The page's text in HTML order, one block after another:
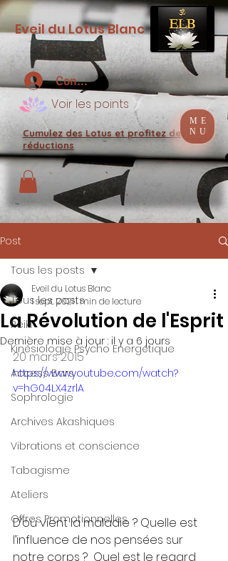
Eveil du Lotus Blanc
Connexion
Cumulez des Lotus et profitez de
réductions
Voir les points
ME
NU
Post
Tous les posts
Reiki
Kinésiologie Psycho Energétique
Access Bars
Sophrologie
Archives Akashiques
Vibrations et conscience
Tabagisme
Ateliers
Offres Promotionnelles
Tous les posts
La Révolution de l'Esprit
Eveil du Lotus Blanc
1 sept. 20211 min de lecture
Dernière mise à jour : il y a 6 jours
20 mars 2015
https://www.youtube.com/watch?
v=hG04LX4zrlA
D’où vient la maladie ? Quelle est
l’influence de nos pensées sur
notre corps ?  Quel est le regard